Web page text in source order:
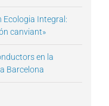
Ecologia Integral:
canviant»
en la
Barcelona